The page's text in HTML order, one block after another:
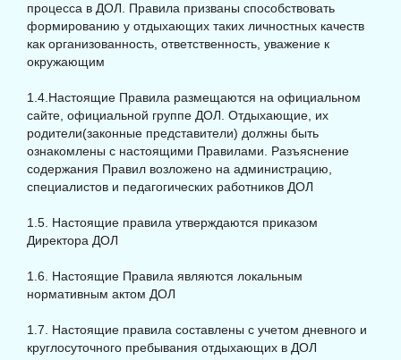
процесса в ДОЛ. Правила призваны способствовать
формированию у отдыхающих таких личностных качеств
как организованность, ответственность, уважение к
окружающим
1.4.Настоящие Правила размещаются на официальном
сайте, официальной группе ДОЛ. Отдыхающие, их
родители(законные представители) должны быть
ознакомлены с настоящими Правилами. Разъяснение
содержания Правил возложено на администрацию,
специалистов и педагогических работников ДОЛ
1.5. Настоящие правила утверждаются приказом
Директора ДОЛ
1.6. Настоящие Правила являются локальным
нормативным актом ДОЛ
1.7. Настоящие правила составлены с учетом дневного и
круглосуточного пребывания отдыхающих в ДОЛ